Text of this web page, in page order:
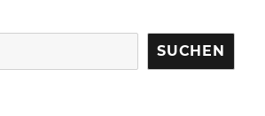
SUCHEN